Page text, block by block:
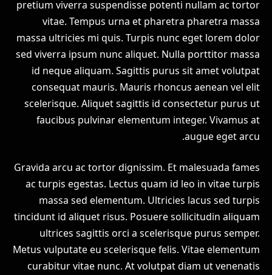
pretium viverra suspendisse potenti nullam ac tortor
vitae. Tempus urna et pharetra pharetra massa
massa ultricies mi quis. Turpis nunc eget lorem dolor
sed viverra ipsum nunc aliquet. Nulla porttitor massa
id neque aliquam. Sagittis purus sit amet volutpat
consequat mauris. Mauris rhoncus aenean vel elit
scelerisque. Aliquet sagittis id consectetur purus ut
faucibus pulvinar elementum integer. Vivamus at
augue eget arcu.
Gravida arcu ac tortor dignissim. Et malesuada fames
ac turpis egestas. Lectus quam id leo in vitae turpis
massa sed elementum. Ultricies lacus sed turpis
tincidunt id aliquet risus. Posuere sollicitudin aliquam
ultrices sagittis orci a scelerisque purus semper.
Metus vulputate eu scelerisque felis. Vitae elementum
curabitur vitae nunc. At volutpat diam ut venenatis